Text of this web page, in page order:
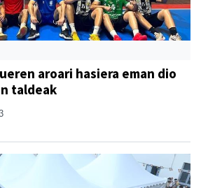
aroari hasiera eman dio
taldeak